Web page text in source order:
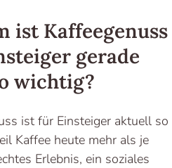
ist Kaffeegenuss
gerade
wichtig?
ist für Einsteiger aktuell so
Kaffee heute mehr als je
Erlebnis, ein soziales